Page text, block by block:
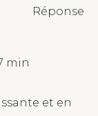
Réponse
min
et en